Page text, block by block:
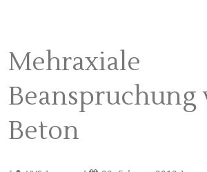
Mehraxiale
Beanspruchung
Beton